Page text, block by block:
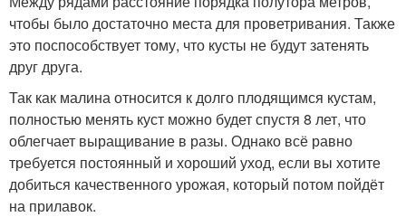
чтобы было достаточно места для проветривания. Также
это поспособствует тому, что кусты не будут затенять
друг друга.
Так как малина относится к долго плодящимся кустам,
полностью менять куст можно будет спустя 8 лет, что
облегчает выращивание в разы. Однако всё равно
требуется постоянный и хороший уход, если вы хотите
добиться качественного урожая, который потом пойдёт
на прилавок.